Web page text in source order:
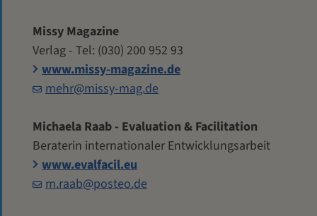
Missy Magazine
Verlag - Tel: (030) 200 952 93
www.missy-magazine.de
mehr@missy-mag.de
Michaela Raab - Evaluation & Facilitation
Beraterin internationaler Entwicklungsarbeit
www.evalfacil.eu
m.raab@posteo.de